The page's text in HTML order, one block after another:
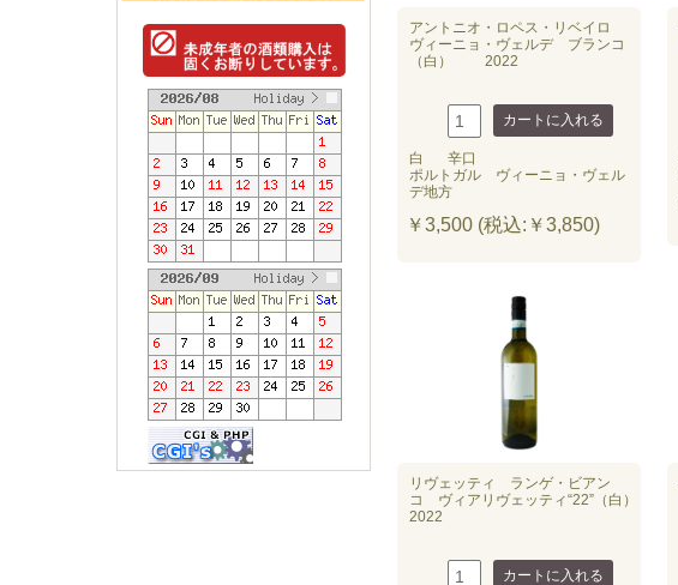
アントニオ・ロペス・リベイロ
ヴィーニョ・ヴェルデ ブランコ
（白） 2022
白
辛口
ポルトガル ヴィーニョ・ヴェル
デ地方
￥3,500 (税込:￥3,850)
リヴェッティ ランゲ・ビアン
コ ヴィアリヴェッティ“22”（白）
2022